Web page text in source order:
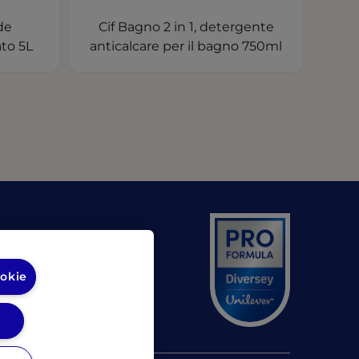
5L
Cif Bagno 2 in 1, detergente
anticalcare per il bagno 750ml
(opens in a new tab)